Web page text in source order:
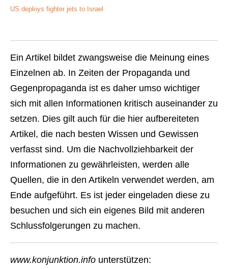
US deploys fighter jets to Israel
Ein Artikel bildet zwangsweise die Meinung eines
Einzelnen ab. In Zeiten der Propaganda und
Gegenpropaganda ist es daher umso wichtiger
sich mit allen Informationen kritisch auseinander zu
setzen. Dies gilt auch für die hier aufbereiteten
Artikel, die nach besten Wissen und Gewissen
verfasst sind. Um die Nachvollziehbarkeit der
Informationen zu gewährleisten, werden alle
Quellen, die in den Artikeln verwendet werden, am
Ende aufgeführt. Es ist jeder eingeladen diese zu
besuchen und sich ein eigenes Bild mit anderen
Schlussfolgerungen zu machen.
www.konjunktion.info unterstützen: